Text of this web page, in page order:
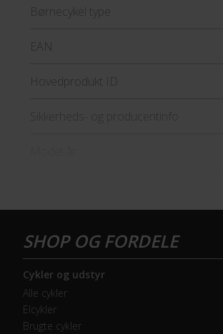
Børnecykel type
EAN
Hovedprodukt ID
Sikkerheds- og producentinfo
Forbremse
GEAR
Geartype
Cykler og udstyr
Alle cykler
Elcykler
Brugte cykler